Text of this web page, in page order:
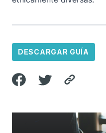
DESCARGAR GUÍA